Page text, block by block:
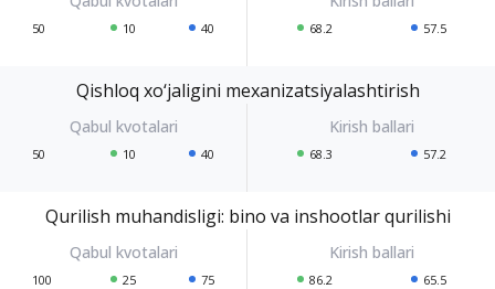
50 10 40 68.2 57.5
Qishloq xo‘jaligini mexanizatsiyalashtirish
50 10 40 68.3 57.2
Qurilish muhandisligi: bino va inshootlar qurilishi
100 25 75 86.2 65.5